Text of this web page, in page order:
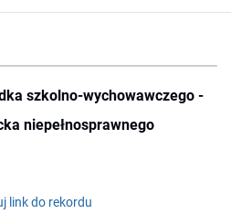
szkolno-wychowawczego -
niepełnosprawnego
link do rekordu